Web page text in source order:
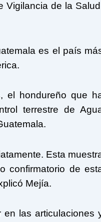
Vigilancia de la
es el país
el hondureño que
terrestre de
Esta
confirmatorio de
Mejía.
en las articulaciones